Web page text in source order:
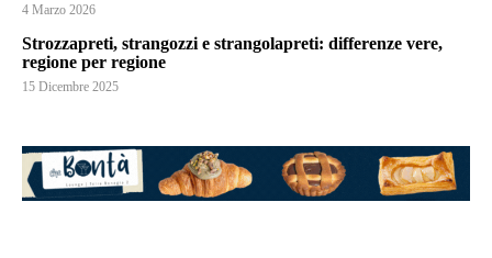
4 Marzo 2026
Strozzapreti, strangozzi e strangolapreti: differenze vere,
regione per regione
15 Dicembre 2025